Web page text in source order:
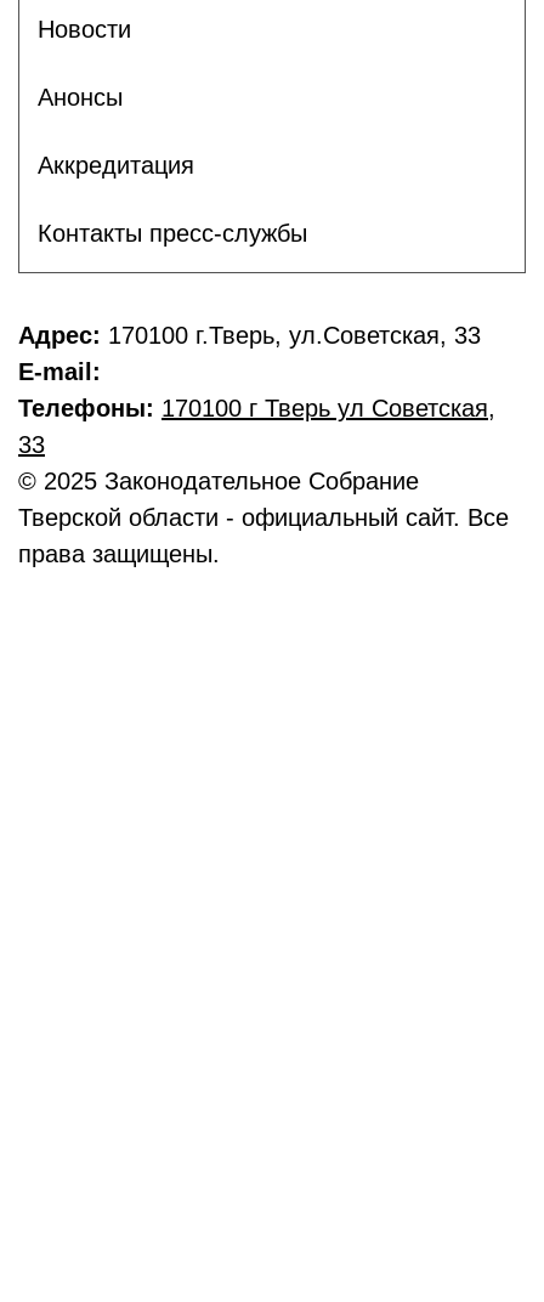
Новости
Анонсы
Аккредитация
Контакты пресс-службы
Адрес: 170100 г.Тверь, ул.Советская, 33
E-mail:
Телефоны: 170100 г Тверь ул Советская,
33
© 2025 Законодательное Собрание
Тверской области - официальный сайт. Все
права защищены.